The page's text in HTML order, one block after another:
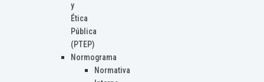
y
Ética
Pública
(PTEP)
Normograma
Normativa